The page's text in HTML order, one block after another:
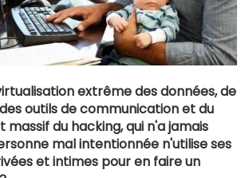
extrême des données, de
outils de communication et du
du hacking, qui n'a jamais
mal intentionnée n'utilise ses
et intimes pour en faire un